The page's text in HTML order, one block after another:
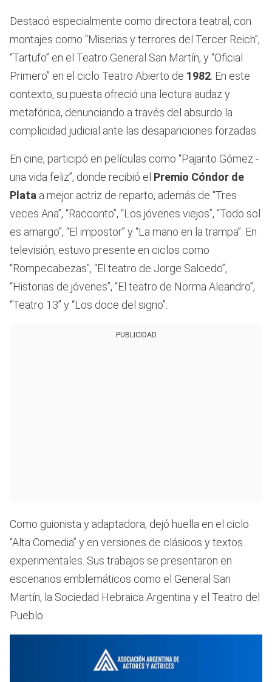
Destacó especialmente como directora teatral, con
montajes como “Miserias y terrores del Tercer Reich”,
“Tartufo” en el Teatro General San Martín, y “Oficial
Primero” en el ciclo Teatro Abierto de 1982. En este
contexto, su puesta ofreció una lectura audaz y
metafórica, denunciando a través del absurdo la
complicidad judicial ante las desapariciones forzadas.
En cine, participó en películas como “Pajarito Gómez -
una vida feliz”, donde recibió el Premio Cóndor de
Plata a mejor actriz de reparto, además de “Tres
veces Ana”, “Racconto”, “Los jóvenes viejos”, “Todo sol
es amargo”, “El impostor” y “La mano en la trampa”. En
televisión, estuvo presente en ciclos como
“Rompecabezas”, “El teatro de Jorge Salcedo”,
“Historias de jóvenes”, “El teatro de Norma Aleandro”,
“Teatro 13” y “Los doce del signo”.
PUBLICIDAD
Como guionista y adaptadora, dejó huella en el ciclo
“Alta Comedia” y en versiones de clásicos y textos
experimentales. Sus trabajos se presentaron en
escenarios emblemáticos como el General San
Martín, la Sociedad Hebraica Argentina y el Teatro del
Pueblo.